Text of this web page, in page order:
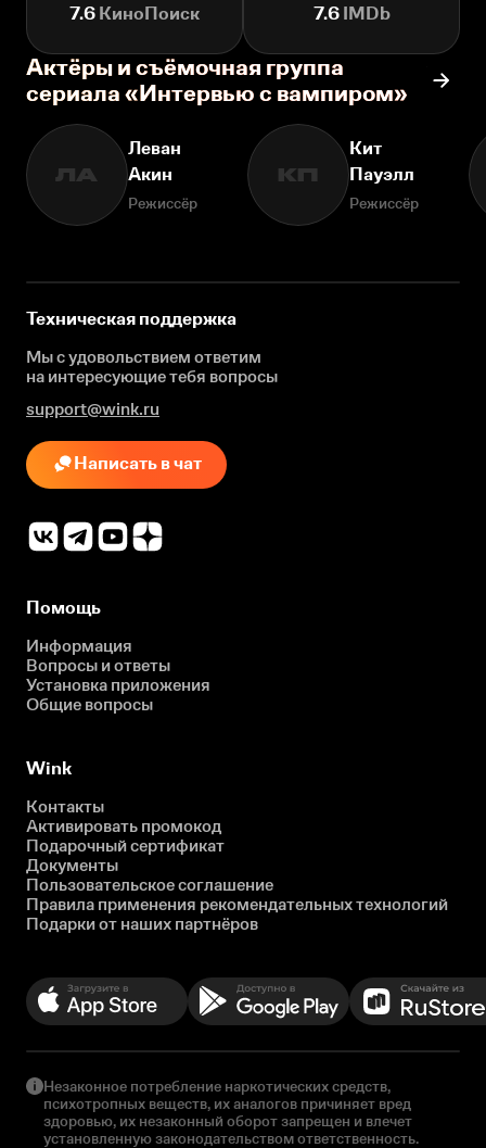
7.6 КиноПоиск 7.6IMDb
Актёры и съёмочная группа
сериала «Интервью с вампиром»
ЛА
Леван
Акин
Режиссёр
КП
Кит
Пауэлл
Режиссёр
Техническая поддержка
Мы с удовольствием ответим
на интересующиетебя вопросы
support@wink.ru
Написать в чат
Помощь
Информация
Вопросы и ответы
Установка приложения
Общие вопросы
Wink
Контакты
Активировать промокод
Подарочный сертификат
Документы
Пользовательское соглашение
Правила применения рекомендательных технологий
Подарки от наших партнёров
Незаконное потребление наркотических средств,
психотропных веществ, их аналогов причиняет вред
здоровью, их незаконный оборот запрещен и влечет
установленную законодательством ответственность.